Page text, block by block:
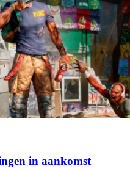
in aankomst